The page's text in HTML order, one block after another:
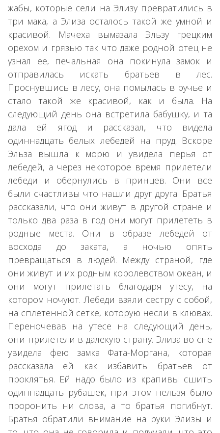
жабы, которые сели на Элизу превратились в
три мака, а Элиза осталось такой же умной и
красивой. Мачеха вымазала Эльзу грецким
орехом и грязью так что даже родной отец не
узнал ее, печальная она покинула замок и
отправилась искать братьев в лес.
Проснувшись в лесу, она помылась в ручье и
стало такой же красивой, как и была. На
следующий день она встретила бабушку, и та
дала ей ягод и рассказал, что видела
одиннадцать белых лебедей на пруд. Вскоре
Эльза вышла к морю и увидела перья от
лебедей, а через некоторое время прилетели
лебеди и обернулись в принцев. Они все
были счастливы что нашли друг друга. Братья
рассказали, что они живут в другой стране и
только два раза в год они могут прилететь в
родные места. Они в образе лебедей от
восхода до заката, а ночью опять
превращаться в людей. Между страной, где
они живут и их родным королевством океан, и
они могут прилетать благодаря утесу, на
котором ночуют. Лебеди взяли сестру с собой,
на сплетенной сетке, которую несли в клювах.
Переночевав на утесе на следующий день,
они прилетели в далекую страну. Элиза во сне
увидела фею замка Фата-Моргана, которая
рассказала ей как избавить братьев от
проклятья. Ей надо было из крапивы сшить
одиннадцать рубашек, при этом нельзя было
проронить ни слова, а то братья погибнут.
Братья обратили внимание на руки Элизы и